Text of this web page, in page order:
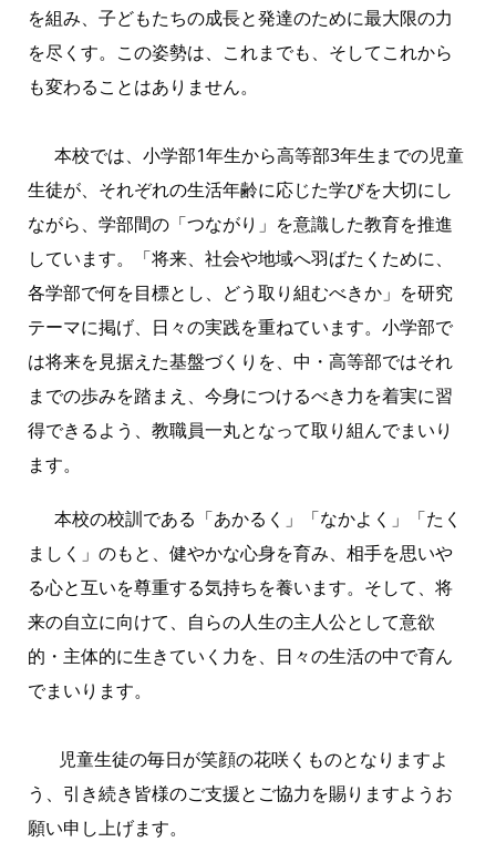
を組み、子どもたちの成長と発達のために最大限の力
を尽くす。この姿勢は、これまでも、そしてこれから
も変わることはありません。
本校では、小学部1年生から高等部3年生までの児童
生徒が、それぞれの生活年齢に応じた学びを大切にし
ながら、学部間の「つながり」を意識した教育を推進
しています。「将来、社会や地域へ羽ばたくために、
各学部で何を目標とし、どう取り組むべきか」を研究
テーマに掲げ、日々の実践を重ねています。小学部で
は将来を見据えた基盤づくりを、中・高等部ではそれ
までの歩みを踏まえ、今身につけるべき力を着実に習
得できるよう、教職員一丸となって取り組んでまいり
ます。
本校の校訓である「あかるく」「なかよく」「たく
ましく」のもと、健やかな心身を育み、相手を思いや
る心と互いを尊重する気持ちを養います。そして、将
来の自立に向けて、自らの人生の主人公として意欲
的・主体的に生きていく力を、日々の生活の中で育ん
でまいります。
児童生徒の毎日が笑顔の花咲くものとなりますよ
う、引き続き皆様のご支援とご協力を賜りますようお
願い申し上げます。